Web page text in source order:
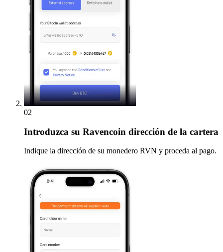
02
Introduzca su Ravencoin dirección de la cartera
Indique la dirección de su monedero RVN y proceda al pago.